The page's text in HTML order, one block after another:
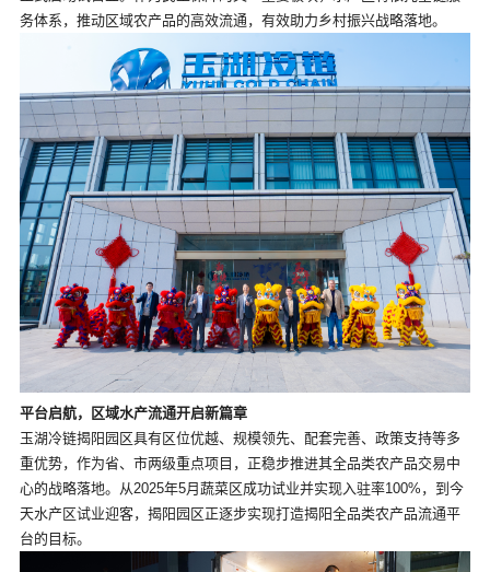
务体系，推动区域农产品的高效流通，有效助力乡村振兴战略落地。
平台启航，区域水产流通开启新篇章
玉湖冷链揭阳园区具有区位优越、规模领先、配套完善、政策支持等多
重优势，作为省、市两级重点项目，正稳步推进其全品类农产品交易中
心的战略落地。从2025年5月蔬菜区成功试业并实现入驻率100%，到今
天水产区试业迎客，揭阳园区正逐步实现打造揭阳全品类农产品流通平
台的目标。